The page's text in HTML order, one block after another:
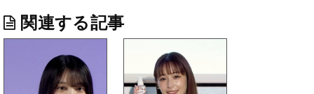
関連する記事